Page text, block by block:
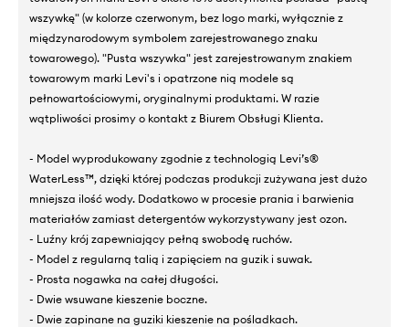
wszywkę" (w kolorze czerwonym, bez logo marki, wyłącznie z
międzynarodowym symbolem zarejestrowanego znaku
towarowego). "Pusta wszywka" jest zarejestrowanym znakiem
towarowym marki Levi's i opatrzone nią modele są
pełnowartościowymi, oryginalnymi produktami. W razie
wątpliwości prosimy o kontakt z Biurem Obsługi Klienta.
- Model wyprodukowany zgodnie z technologią Levi’s®
WaterLess™, dzięki której podczas produkcji zużywana jest dużo
mniejsza ilość wody. Dodatkowo w procesie prania i barwienia
materiałów zamiast detergentów wykorzystywany jest ozon.
- Luźny krój zapewniający pełną swobodę ruchów.
- Model z regularną talią i zapięciem na guzik i suwak.
- Prosta nogawka na całej długości.
- Dwie wsuwane kieszenie boczne.
- Dwie zapinane na guziki kieszenie na pośladkach.